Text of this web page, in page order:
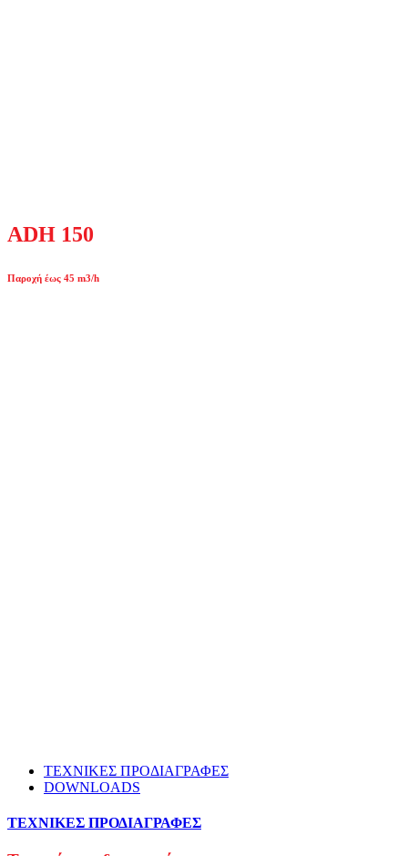
ADH 150
Παροχή έως 45 m3/h
ΤΕΧΝΙΚΕΣ ΠΡΟΔΙΑΓΡΑΦΕΣ
DOWNLOADS
ΤΕΧΝΙΚΕΣ ΠΡΟΔΙΑΓΡΑΦΕΣ